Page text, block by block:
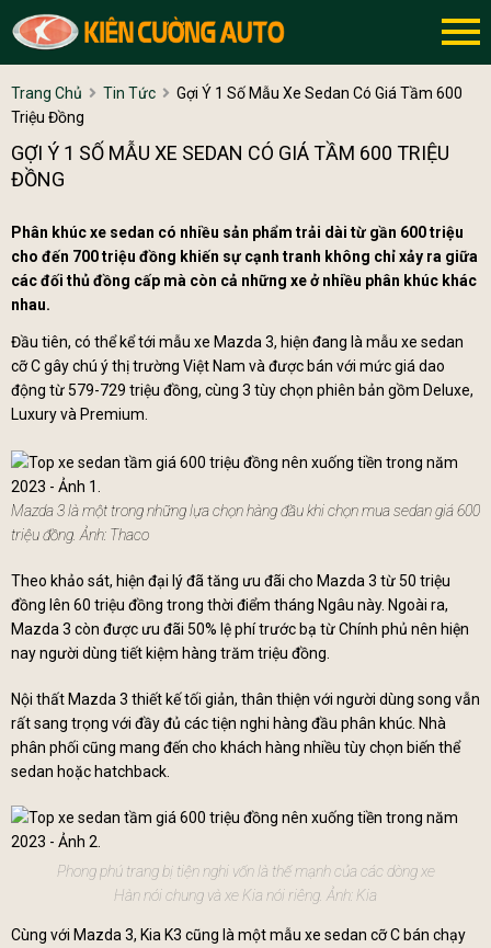
Trang Chủ Tin Tức
Gợi Ý 1 Số Mẫu Xe Sedan Có Giá Tầm 600
Triệu Đồng
GỢI Ý 1 SỐ MẪU XE SEDAN CÓ GIÁ TẦM 600 TRIỆU
ĐỒNG
Phân khúc xe sedan có nhiều sản phẩm trải dài từ gần 600 triệu
cho đến 700 triệu đồng khiến sự cạnh tranh không chỉ xảy ra giữa
các đối thủ đồng cấp mà còn cả những xe ở nhiều phân khúc khác
nhau.
Đầu tiên, có thể kể tới mẫu xe Mazda 3, hiện đang là mẫu xe sedan
cỡ C gây chú ý thị trường Việt Nam và được bán với mức giá dao
động từ 579-729 triệu đồng, cùng 3 tùy chọn phiên bản gồm Deluxe,
Luxury và Premium.
Mazda 3 là một trong những lựa chọn hàng đầu khi chọn mua sedan giá 600
triệu đồng. Ảnh: Thaco
Theo khảo sát, hiện đại lý đã tăng ưu đãi cho Mazda 3 từ 50 triệu
đồng lên 60 triệu đồng trong thời điểm tháng Ngâu này. Ngoài ra,
Mazda 3 còn được ưu đãi 50% lệ phí trước bạ từ Chính phủ nên hiện
nay người dùng tiết kiệm hàng trăm triệu đồng.
Nội thất Mazda 3 thiết kế tối giản, thân thiện với người dùng song vẫn
rất sang trọng với đầy đủ các tiện nghi hàng đầu phân khúc. Nhà
phân phối cũng mang đến cho khách hàng nhiều tùy chọn biến thể
sedan hoặc hatchback.
Phong phú trang bị tiện nghi vốn là thế mạnh của các dòng xe
Hàn nói chung và xe Kia nói riêng. Ảnh: Kia
Cùng với Mazda 3, Kia K3 cũng là một mẫu xe sedan cỡ C bán chạy